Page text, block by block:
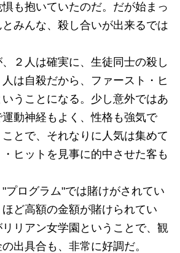
も抱いていたのだ。だが始まっ
みんな、殺し合いが出来るでは
２人は確実に、生徒同士の殺し
は自殺だから、ファースト・ヒ
うことになる。少し意外ではあ
動神経もよく、性格も強気で
とで、それなりに人気は集めて
ヒットを見事に的中させた客も
ログラム"では賭けがされてい
ど高額の金額が賭けられてい
リアン女学園ということで、観
出具合も、非常に好調だ。